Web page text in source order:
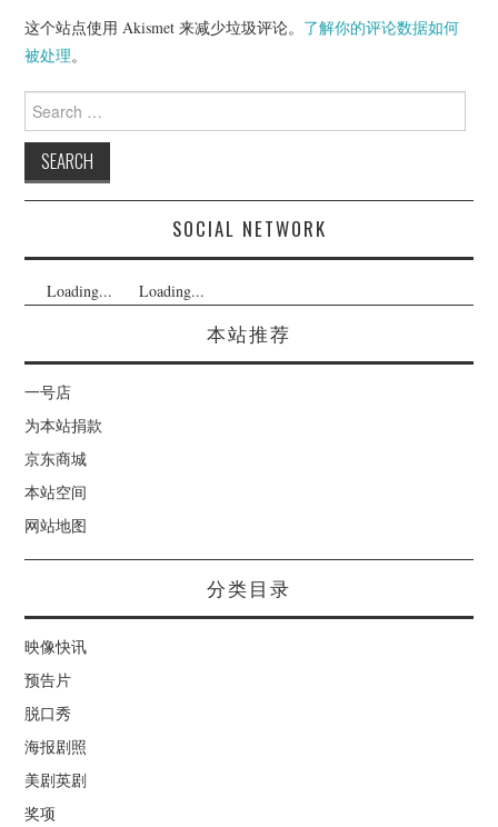
这个站点使用 Akismet 来减少垃圾评论。 了解你的评论数据如何
被处理。
Search
for:
SOCIAL NETWORK
Loading... Loading...
本站推荐
一号店
为本站捐款
京东商城
本站空间
网站地图
分类目录
映像快讯
预告片
脱口秀
海报剧照
美剧英剧
奖项